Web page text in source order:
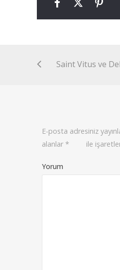
Saint Vitus ve
E-posta adresiniz
alanlar * ile
Yorum